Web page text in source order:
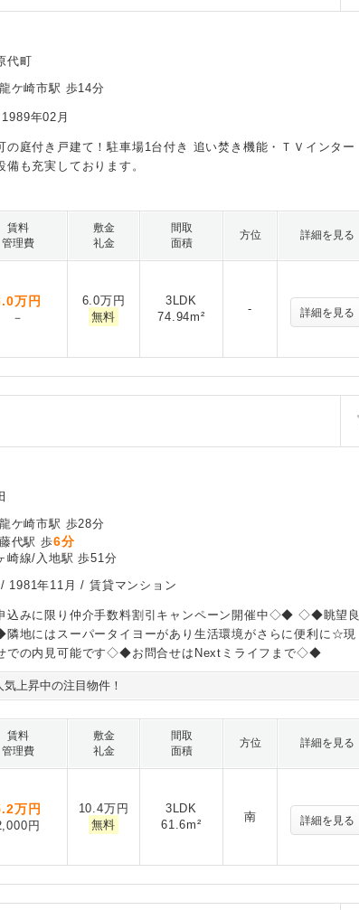
代町
ケ崎市駅 歩14分
1989年02月
の庭付き戸建て！駐車場1台付き 追い焚き機能・ＴＶインター
備も充実しております。
賃料
管理費
敷金
礼金
間取
面積
方位 詳細を見る
万円
－
6.0万円
無料
3LDK
74.94m²
- 詳細を見る
ケ崎市駅 歩28分
代駅 歩6分
崎線/入地駅 歩51分
1981年11月 / 賃貸マンション
みに限り仲介手数料割引キャンペーン開催中◇◆ ◇◆眺望良
地にはスーパータイヨーがあり生活環境がさらに便利に☆現
での内見可能です◇◆お問合せはNextミライフまで◇◆
気上昇中の注目物件！
賃料
管理費
敷金
礼金
間取
面積
方位 詳細を見る
万円
円
10.4万円
無料
3LDK
61.6m²
南 詳細を見る